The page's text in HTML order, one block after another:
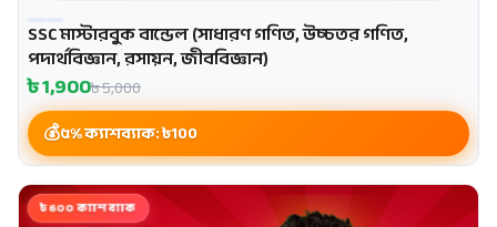
SSC মাস্টারবুক বান্ডেল (সাধারণ গণিত, উচ্চতর গণিত,
পদার্থবিজ্ঞান, রসায়ন, জীববিজ্ঞান)
৳1,900৳5,000
৫% ক্যাশব্যাক: ৳100
৳600 ক্যাশব্যাক